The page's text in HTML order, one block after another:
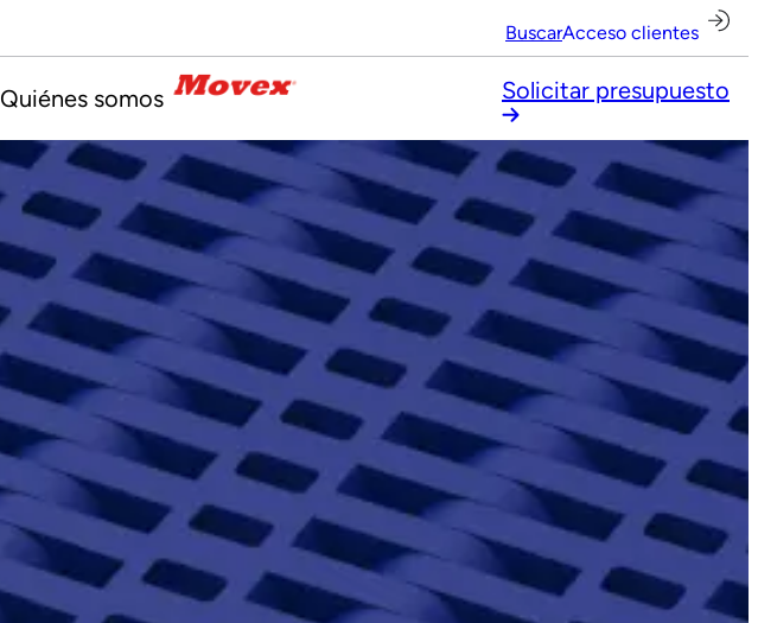
BuscarAcceso clientes
Quiénes somos Solicitar presupuesto